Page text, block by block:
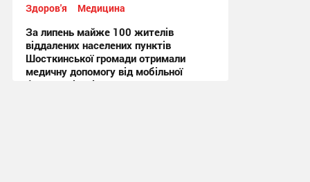
Здоров'я Медицина
За липень майже 100 жителів
віддалених населених пунктів
Шосткинської громади отримали
медичну допомогу від мобільної
бригади лікарів